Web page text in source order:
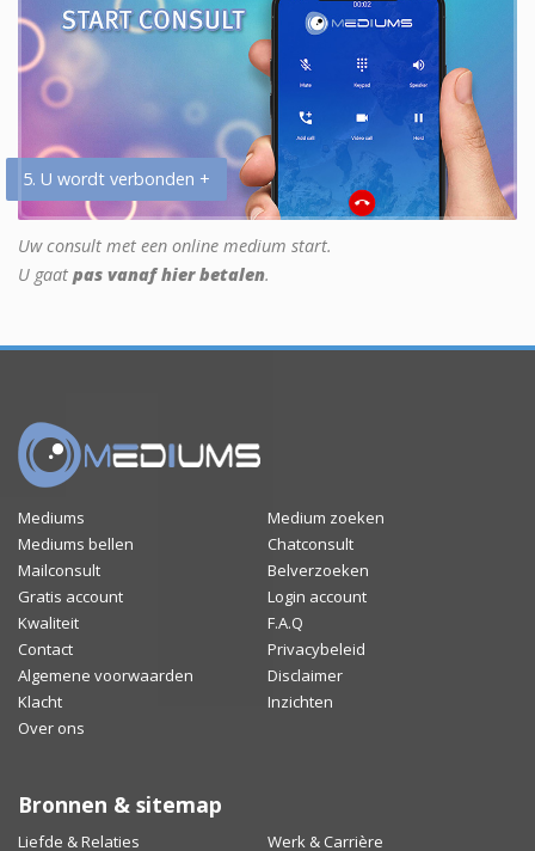
5. U wordt verbonden +
Uw consult met een online medium start.
U gaat pas vanaf hier betalen.
Mediums
Medium zoeken
Mediums bellen
Chatconsult
Mailconsult
Belverzoeken
Gratis account
Login account
Kwaliteit
F.A.Q
Contact
Privacybeleid
Algemene voorwaarden
Disclaimer
Klacht
Inzichten
Over ons
Bronnen & sitemap
Liefde & Relaties Werk & Carrière